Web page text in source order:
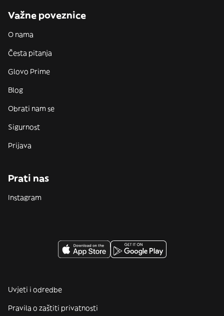
Važne poveznice
O nama
Česta pitanja
Glovo Prime
Blog
Obrati nam se
Sigurnost
Prijava
Prati nas
Instagram
Uvjeti i odredbe
Pravila o zaštiti privatnosti